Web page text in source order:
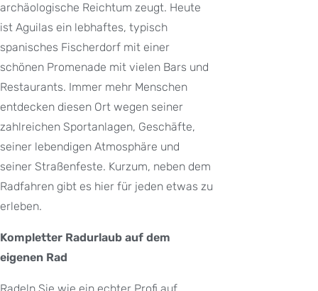
archäologische Reichtum zeugt. Heute
ist Aguilas ein lebhaftes, typisch
spanisches Fischerdorf mit einer
schönen Promenade mit vielen Bars und
Restaurants. Immer mehr Menschen
entdecken diesen Ort wegen seiner
zahlreichen Sportanlagen, Geschäfte,
seiner lebendigen Atmosphäre und
seiner Straßenfeste. Kurzum, neben dem
Radfahren gibt es hier für jeden etwas zu
erleben.
Kompletter Radurlaub auf dem
eigenen Rad